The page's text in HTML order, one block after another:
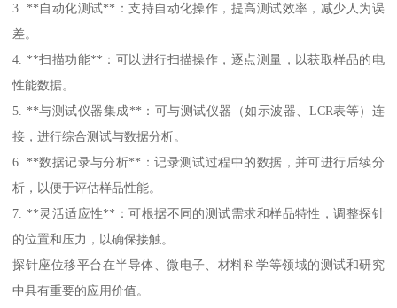
3. **自动化测试**：支持自动化操作，提高测试效率，减少人为误
差。
4. **扫描功能**：可以进行扫描操作，逐点测量，以获取样品的电
性能数据。
5. **与测试仪器集成**：可与测试仪器（如示波器、LCR表等）连
接，进行综合测试与数据分析。
6. **数据记录与分析**：记录测试过程中的数据，并可进行后续分
析，以便于评估样品性能。
7. **灵活适应性**：可根据不同的测试需求和样品特性，调整探针
的位置和压力，以确保接触。
探针座位移平台在半导体、微电子、材料科学等领域的测试和研究
中具有重要的应用价值。